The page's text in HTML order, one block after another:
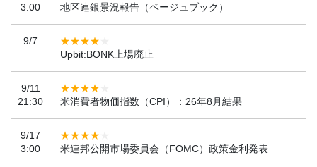
3:00
地区連銀景況報告（ベージュブック）
9/7
Upbit:BONK上場廃止
9/11
21:30
米消費者物価指数（CPI）：26年8月結果
9/17
3:00
米連邦公開市場委員会（FOMC）政策金利発表